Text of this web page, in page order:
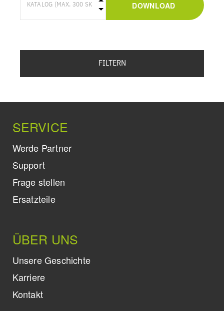
DOWNLOAD
FILTERN
SERVICE
Werde Partner
Support
Frage stellen
Ersatzteile
ÜBER UNS
Unsere Geschichte
Karriere
Kontakt